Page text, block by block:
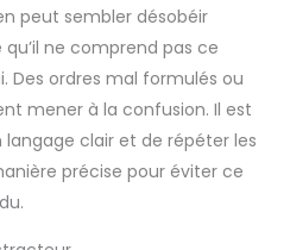
peut sembler désobéir
ne comprend pas ce
Des ordres mal formulés ou
mener à la confusion. Il est
langage clair et de répéter les
précise pour éviter ce